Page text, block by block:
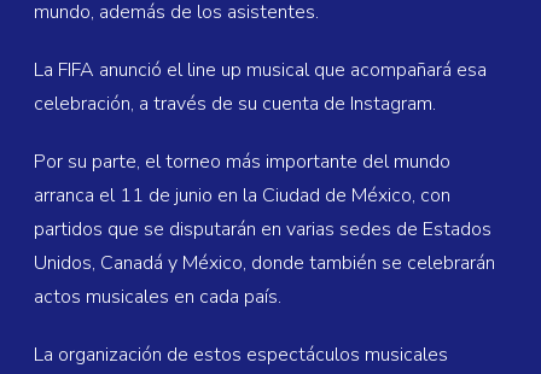
mundo, además de los asistentes.
La FIFA anunció el line up musical que acompañará esa
celebración, a través de su cuenta de Instagram.
Por su parte, el torneo más importante del mundo
arranca el 11 de junio en la Ciudad de México, con
partidos que se disputarán en varias sedes de Estados
Unidos, Canadá y México, donde también se celebrarán
actos musicales en cada país.
La organización de estos espectáculos musicales